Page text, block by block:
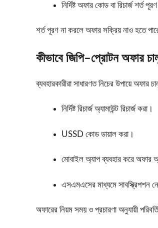
নির্দিষ্ট অফার কোড বা রিচার্জ শর্ত
শর্ত পূরণ না করলে অফার সক্রিয় নাও হতে
কীভাবে জিপি–প্রোটন অফার
ব্যবহারকারীরা সাধারণত নিচের উপায়ে অফার
নির্দিষ্ট রিচার্জ অ্যামাউন্ট রিচার্জ করা।
USSD কোড ডায়াল করা।
মোবাইল অ্যাপ ব্যবহার করে অফার
এসএমএসের মাধ্যমে সাবস্ক্রিপশন
অফারের নিয়ম সময় ও প্রচারণা অনুযায়ী